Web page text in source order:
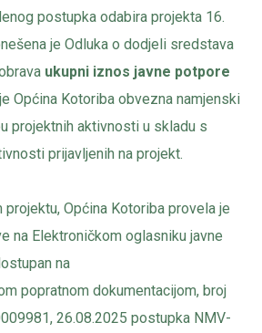
postupka odabira projekta 16.
je Odluka o dodjeli sredstava
ukupni iznos javne potpore
Općina Kotoriba obvezna namjenski
projektnih aktivnosti u skladu s
prijavljenih na projekt.
projektu, Općina Kotoriba provela je
na Elektroničkom oglasniku javne
na
popratnom dokumentacijom, broj
26.08.2025 postupka NMV-